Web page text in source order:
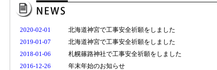
2020-02-01
北海道神宮で工事安全祈願をしました
2019-01-07
北海道神宮で工事安全祈願をしました
2018-01-06
札幌篠路神社で工事安全祈願をしました
2016-12-26
年末年始のお知らせ